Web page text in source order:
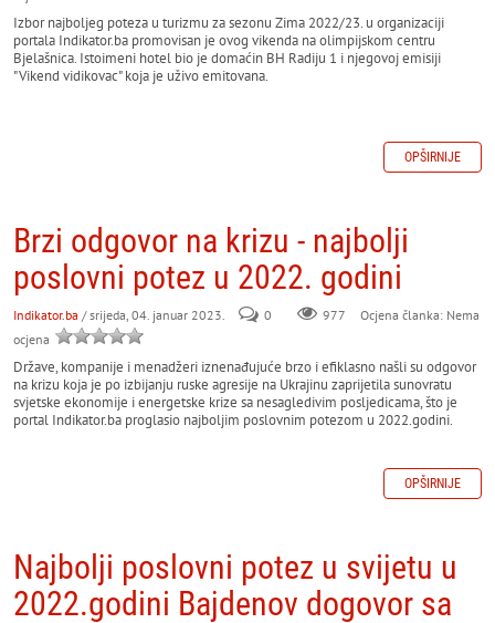
Izbor najboljeg poteza u turizmu za sezonu Zima 2022/23. u organizaciji
portala Indikator.ba promovisan je ovog vikenda na olimpijskom centru
Bjelašnica. Istoimeni hotel bio je domaćin BH Radiju 1 i njegovoj emisiji
"Vikend vidikovac" koja je uživo emitovana.
OPŠIRNIJE
Brzi odgovor na krizu - najbolji
poslovni potez u 2022. godini
Indikator.ba / srijeda, 04. januar 2023. 0 977
Ocjena članka: Nema
ocjena
Države, kompanije i menadžeri iznenađujuće brzo i efiklasno našli su odgovor
na krizu koja je po izbijanju ruske agresije na Ukrajinu zaprijetila sunovratu
svjetske ekonomije i energetske krize sa nesagledivim posljedicama, što je
portal Indikator.ba proglasio najboljim poslovnim potezom u 2022.godini.
OPŠIRNIJE
Najbolji poslovni potez u svijetu u
2022.godini Bajdenov dogovor sa